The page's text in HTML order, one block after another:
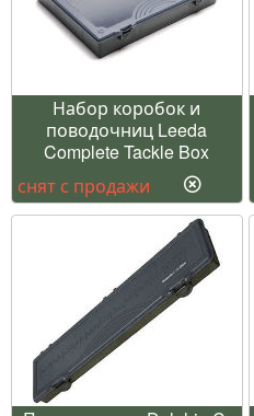
Набор коробок и
поводочниц Leeda
Complete Tackle Box
снят с продажи